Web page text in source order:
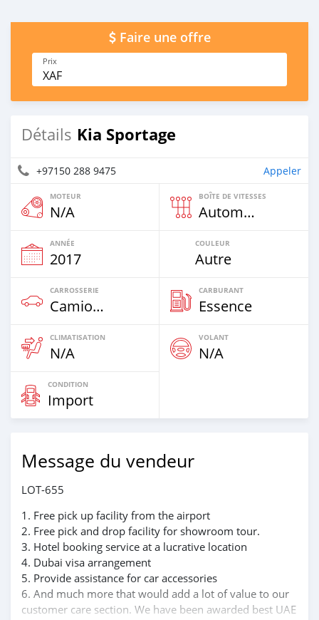
Faire une offre
Prix
XAF
Détails Kia Sportage
+97150 288 9475 Appeler
MOTEUR
N/A
BOÎTE DE VITESSES
Automatique
ANNÉE
2017
COULEUR
Autre
CARROSSERIE
Camion‒Bus
CARBURANT
Essence
CLIMATISATION
N/A
VOLANT
N/A
CONDITION
Import
Message du vendeur
LOT-655
1. Free pick up facility from the airport
2. Free pick and drop facility for showroom tour.
3. Hotel booking service at a lucrative location
4. Dubai visa arrangement
5. Provide assistance for car accessories
6. And much more that would add a lot of value to our
customer care section. We have been awarded best UAE